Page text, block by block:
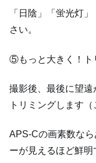
「日陰」「蛍光灯
さい。
⑤もっと大きく！ト
撮影後、最後に望
トリミングします（
APS-Cの画素数な
ーが見えるほど鮮明